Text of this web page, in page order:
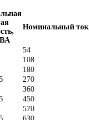
Номинальный
54
108
180
270
360
450
570
630